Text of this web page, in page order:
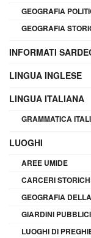
GEOGRAFIA
GEOGRAFIA
INFORMATI
LINGUA INGLESE
LINGUA ITALIANA
GRAMMATICA
LUOGHI
AREE UMIDE
CARCERI
GEOGRAFIA
GIARDINI PUBBLICI
LUOGHI DI